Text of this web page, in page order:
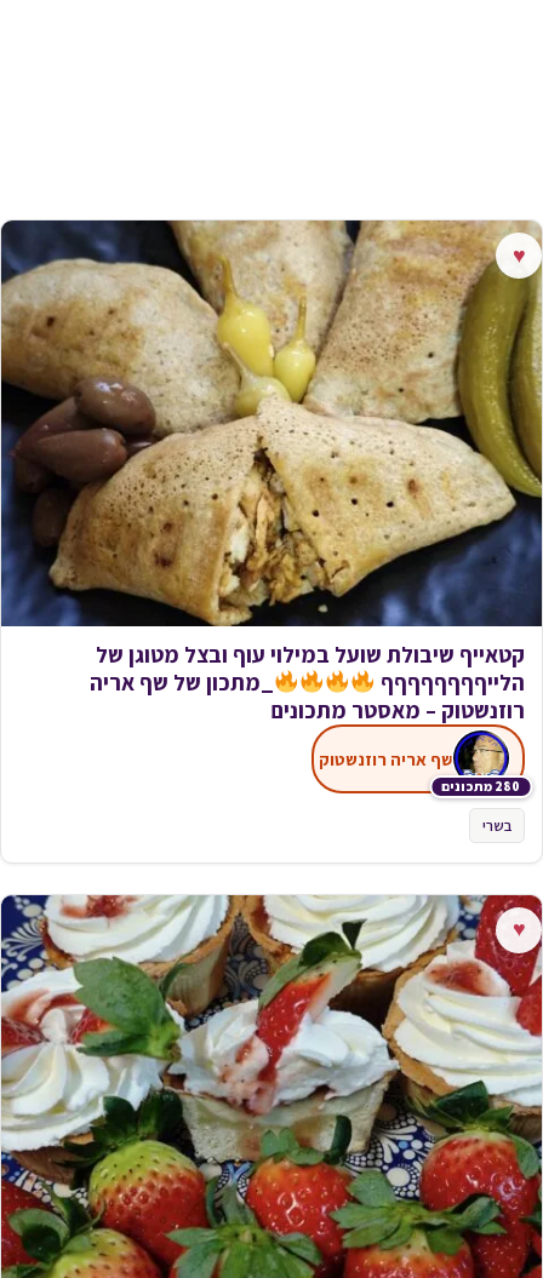
♥
קטאייף שיבולת שועל במילוי עוף ובצל מטוגן של
הלייףףףףףףףף
_מתכון של שף אריה
רוזנשטוק – מאסטר מתכונים
280 מתכונים
שף אריה רוזנשטוק
בשרי
♥